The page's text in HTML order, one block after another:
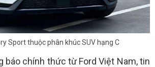
Sport thuộc phân khúc SUV hạng C
báo chính thức từ Ford Việt Nam, tin